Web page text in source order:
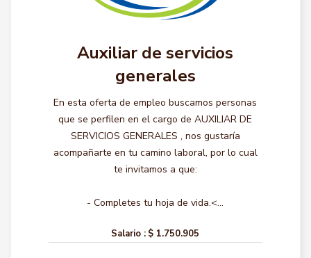
Auxiliar de servicios
generales
En esta oferta de empleo buscamos personas
que se perfilen en el cargo de AUXILIAR DE
SERVICIOS GENERALES , nos gustaría
acompañarte en tu camino laboral, por lo cual
te invitamos a que:
- Completes tu hoja de vida.<...
Salario : $ 1.750.905